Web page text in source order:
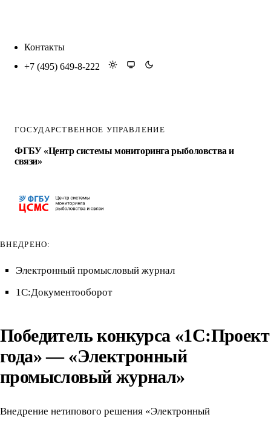
Контакты
+7 (495) 649-8-222
ГОСУДАРСТВЕННОЕ УПРАВЛЕНИЕ
ФГБУ «Центр системы мониторинга рыболовства и
связи»
ВНЕДРЕНО:
Электронный промысловый журнал
1С:Документооборот
Победитель конкурса «1С:Проект
года» — «Электронный
промысловый журнал»
Внедрение нетипового решения «Электронный